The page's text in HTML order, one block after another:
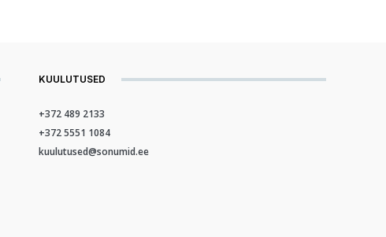
KUULUTUSED
+372 489 2133
+372 5551 1084
kuulutused@sonumid.ee